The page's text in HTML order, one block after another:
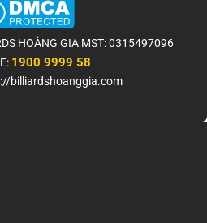
HOÀNG GIA MST: 0315497096
1900 9999 58
billiardshoanggia.com